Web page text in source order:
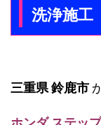
洗浄施工
三重県 鈴鹿市